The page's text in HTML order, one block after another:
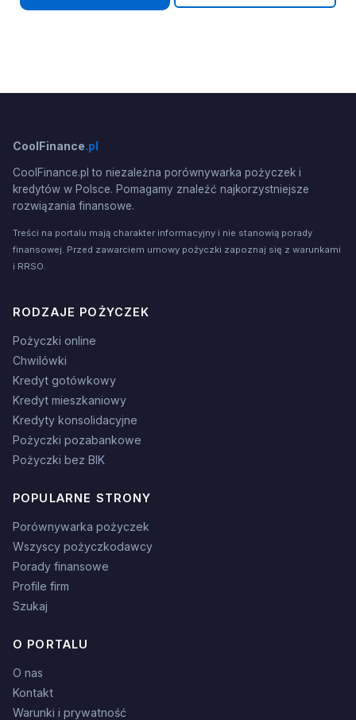
CoolFinance.pl
CoolFinance.pl to niezależna porównywarka pożyczek i
kredytów w Polsce. Pomagamy znaleźć najkorzystniejsze
rozwiązania finansowe.
Treści na portalu mają charakter informacyjny i nie stanowią porady
finansowej. Przed zawarciem umowy pożyczki zapoznaj się z warunkami
i RRSO.
RODZAJE POŻYCZEK
Pożyczki online
Chwilówki
Kredyt gotówkowy
Kredyt mieszkaniowy
Kredyty konsolidacyjne
Pożyczki pozabankowe
Pożyczki bez BIK
POPULARNE STRONY
Porównywarka pożyczek
Wszyscy pożyczkodawcy
Porady finansowe
Profile firm
Szukaj
O PORTALU
O nas
Kontakt
Warunki i prywatność